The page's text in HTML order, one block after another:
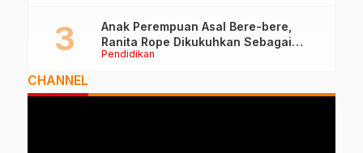
Pendidikan
Anak Perempuan Asal Bere-bere,
Ranita Rope Dikukuhkan Sebagai
Guru Besar dan Rektor Ummu
CHANNEL